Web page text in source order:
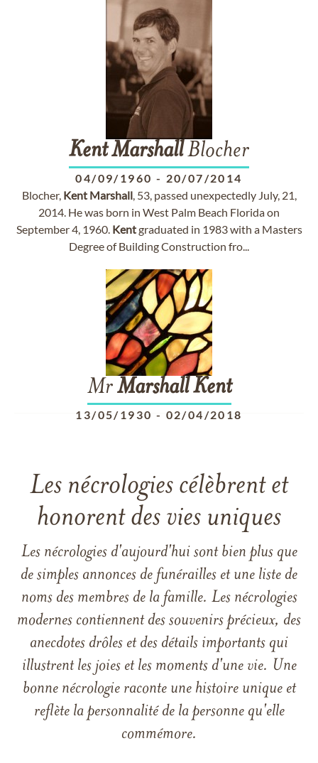
KentMarshallBlocher
04/09/1960 - 20/07/2014
Blocher, Kent Marshall, 53, passed unexpectedly July, 21,
2014. He was born in West Palm Beach Florida on
September 4, 1960. Kentgraduated in 1983 with a Masters
Degree of Building Construction fro...
MrMarshall Kent
13/05/1930 - 02/04/2018
Les nécrologies célèbrent et
honorent des vies uniques
Les nécrologies d'aujourd'hui sont bien plus que
de simples annonces de funérailles et une liste de
noms des membres de la famille. Les nécrologies
modernes contiennent des souvenirs précieux, des
anecdotes drôles et des détails importants qui
illustrent les joies et les moments d'une vie. Une
bonne nécrologie raconte une histoire unique et
reflète la personnalité de la personne qu'elle
commémore.